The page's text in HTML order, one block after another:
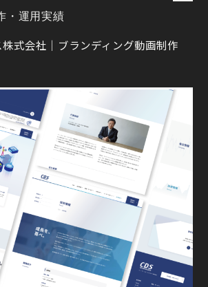
・運用実績
式会社｜ブランディング動画制作